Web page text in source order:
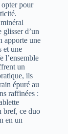
opter pour
glisser d’un
apporte une
et une
l’ensemble
un
ils
épuré au
raffinées :
bref, ce duo
en un